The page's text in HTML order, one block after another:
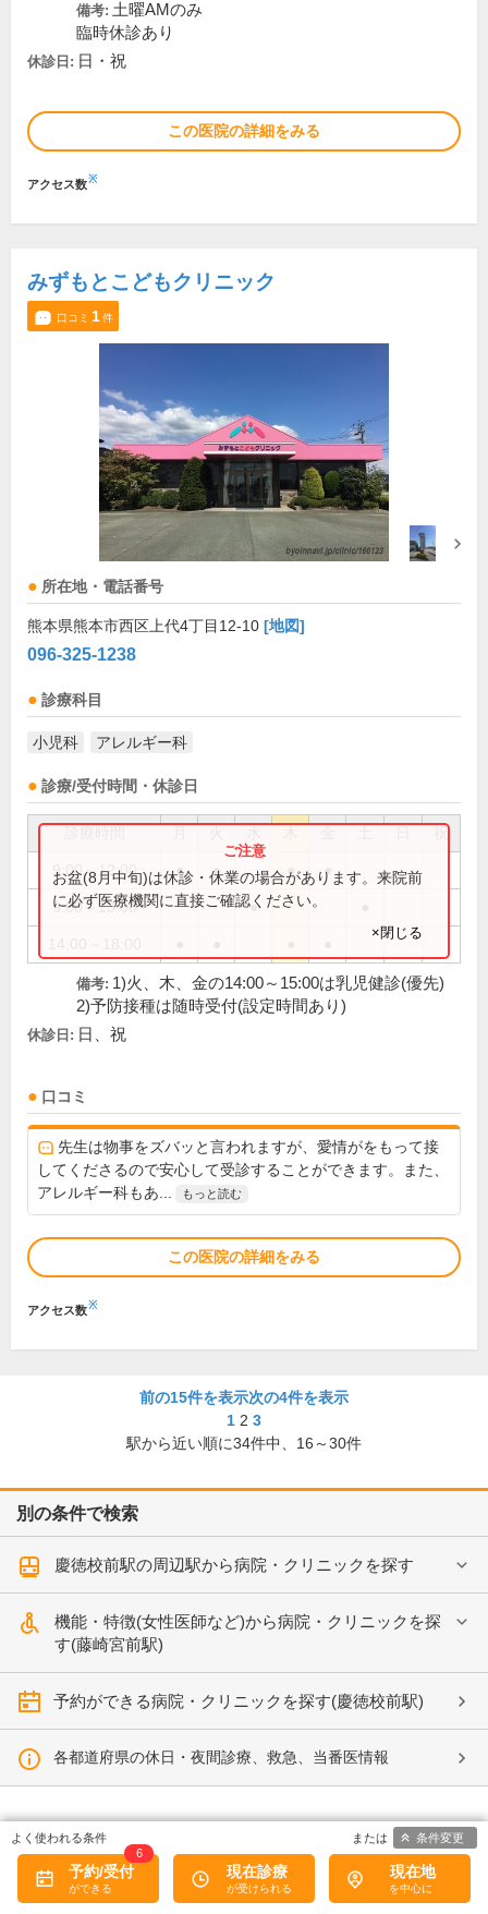
備考: 土曜AMのみ
臨時休診あり
休診日: 日・祝
この医院の詳細をみる
アクセス数※
みずもとこどもクリニック
口コミ 1件
所在地・電話番号
熊本県熊本市西区上代4丁目12-10 [地図]
096-325-1238
診療科目
小児科 アレルギー科
診療/受付時間・休診日
祝
9:00～12:00 ● ● ● ●
9:00～13:00 ●
お盆(8月中旬)は休診・休業の場合があります。来院前
に必ず医療機関に直接ご確認ください。
×閉じる
備考: 1)火、木、金の14:00～15:00は乳児健診(優先)
2)予防接種は随時受付(設定時間あり)
休診日: 日、祝
口コミ
先生は物事をズバッと言われますが、愛情がをもって接
してくださるので安心して受診することができます。また、
アレルギー科もあ...
もっと読む
この医院の詳細をみる
アクセス数※
前の15件を表示次の4件を表示
1 2 3
駅から近い順に34件中、 16～30件
別の条件で検索
慶徳校前駅の周辺駅から病院・クリニックを探す
機能・特徴(女性医師など)から病院・クリニックを探
す(藤崎宮前駅)
予約ができる病院・クリニックを探す(慶徳校前駅)
各都道府県の休日・夜間診療、救急、当番医情報
病院なび
からのアンケートにご協力ください。
予約/受付
6
現在診療 現在地
条件変更